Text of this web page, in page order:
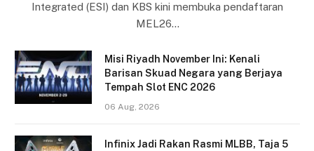
Integrated (ESI) dan KBS kini membuka pendaftaran
MEL26…
Misi Riyadh November Ini: Kenali
Barisan Skuad Negara yang Berjaya
Tempah Slot ENC 2026
06 Aug, 2026
Infinix Jadi Rakan Rasmi MLBB, Taja 5